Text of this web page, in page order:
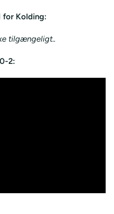
for Kolding:
tilgængeligt..
2: